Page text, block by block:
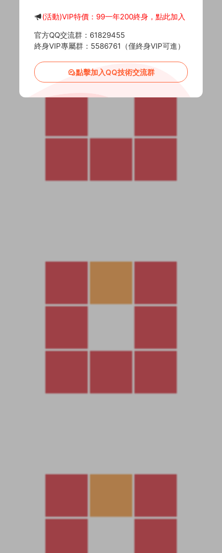
(活動)VIP特價：99一年200終身，點此加入
官方QQ交流群：61829455
終身VIP專屬群：5586761（僅終身VIP可進）
點擊加入QQ技術交流群